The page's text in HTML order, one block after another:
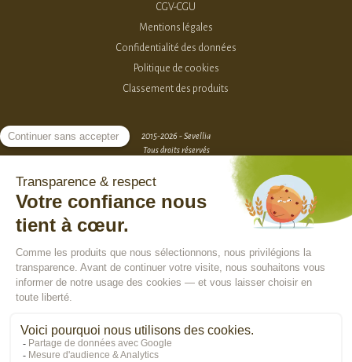
CGV-CGU
Mentions légales
Confidentialité des données
Politique de cookies
Classement des produits
2015-2026 - Sevellia
Tous droits réservés
ACCÈS VENDEURS
CONTACTEZ-NOUS
SE CONNECTER
Rejoindre la communauté :